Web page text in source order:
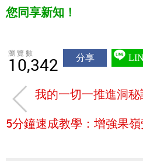
您同享新知！
瀏覽數
10,342 分享
我的一切一推進洞秘
5分鐘速成教學：增強果